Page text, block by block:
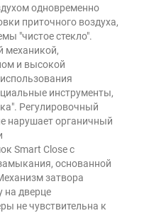
одновременно
приточного воздуха,
"чистое стекло".
механикой,
и высокой
инструменты,
Регулировочный
нарушает органичный
Smart Close с
основанной
затвора
на дверце
не чувствительна к